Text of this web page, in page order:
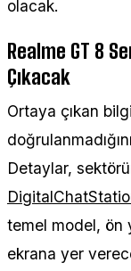
olacak.
Realme GT 8
Çıkacak
Ortaya çıkan
Detaylar,
temel model, ön
ekrana yer